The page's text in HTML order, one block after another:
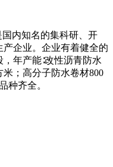
内知名的集科研、开
企业。企业有着健全的
年产能∶改性沥青防水
；高分子防水卷材800
种齐全。